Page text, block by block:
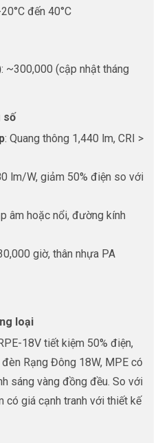
đến 40°C
: ~300,000 (cập nhật tháng
số
: Quang thông 1,440 lm, CRI >
lm/W, giảm 50% điện so với
âm hoặc nổi, đường kính
giờ, thân nhựa PA
loại
18V tiết kiệm 50% điện,
Rạng Đông 18W, MPE có
sáng vàng đồng đều. So với
có giá cạnh tranh với thiết kế